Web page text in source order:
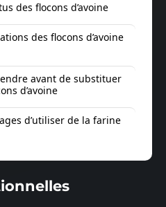
des flocons d’avoine
des flocons d’avoine
avant de substituer
d’avoine
d’utiliser de la farine